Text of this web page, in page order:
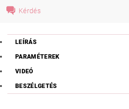
Kérdés
LEÍRÁS
PARAMÉTEREK
VIDEÓ
BESZÉLGETÉS